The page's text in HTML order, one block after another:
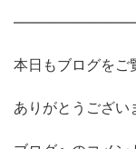
本日もブログをご
ありがとうござい